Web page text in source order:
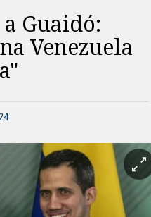
Guaidó:
Venezuela